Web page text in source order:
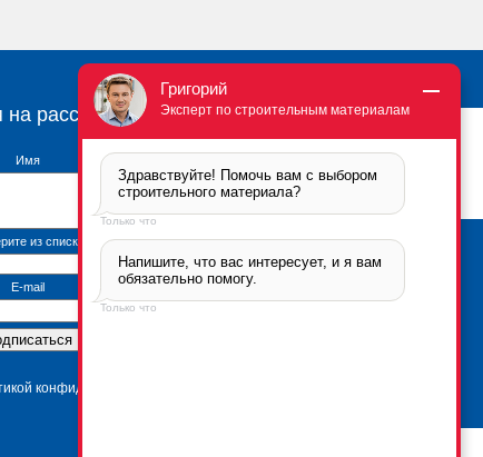
Брикфорд Москва
105005
Бауманская, 6с2
на рассылку
Имя
из списка
E-mail
конфиденциальности
Григорий
Эксперт по строительным материалам
Здравствуйте! Помочь вам с выбором
строительного материала?
Только что
Напишите, что вас интересует, и я вам
обязательно помогу.
Только что